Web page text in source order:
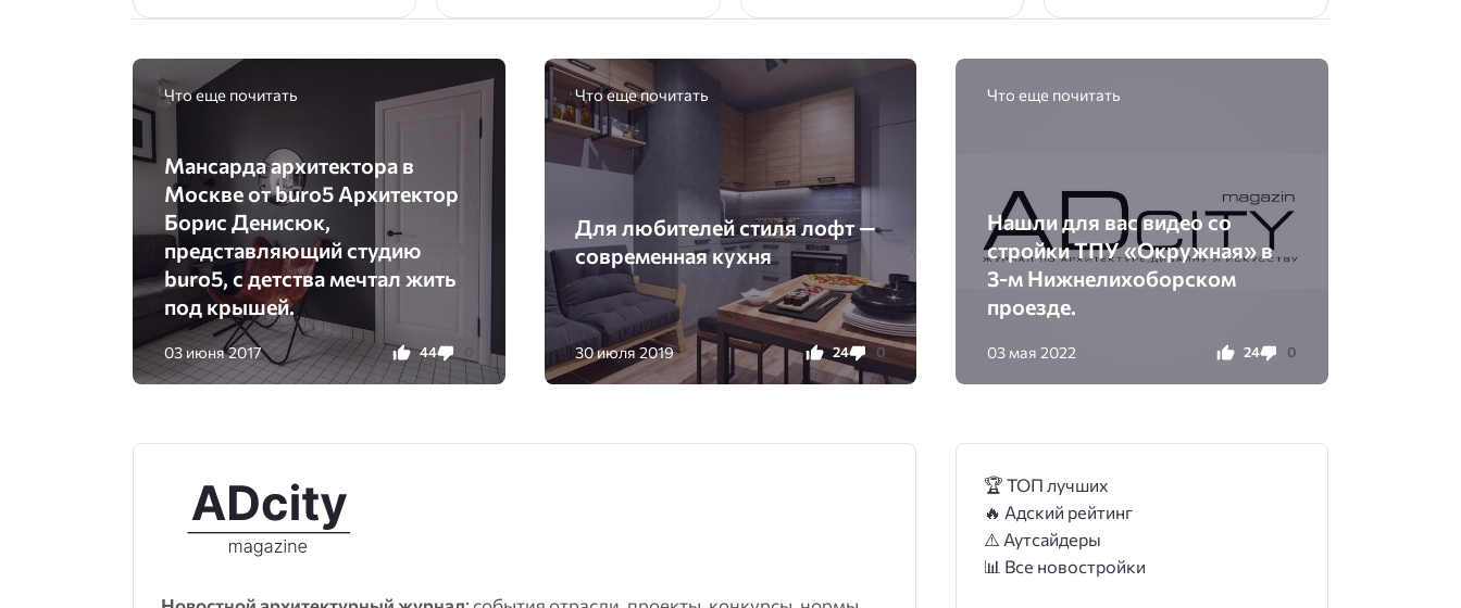
Что еще почитать
Мансарда архитектора в
Москве от buro5 Архитектор
Борис Денисюк,
представляющий студию
buro5, с детства мечтал жить
под крышей.
03 июня 2017 44 0
Что еще почитать
Для любителей стиля лофт —
современная кухня
30 июля 2019 24 0
Что еще почитать
Нашли для вас видео со
стройки ТПУ «Окружная» в
3-м Нижнелихоборском
проезде.
03 мая 2022 24 0
🏆 ТОП лучших
🔥 Адский рейтинг
⚠️ Аутсайдеры
📊 Все новостройки